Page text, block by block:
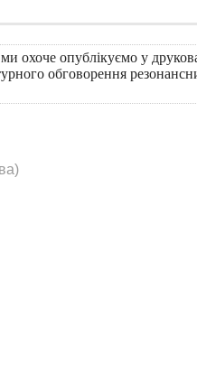
охоче опублікуємо у
обговорення